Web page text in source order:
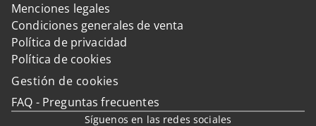
Menciones legales
Condiciones generales de venta
Política de privacidad
Política de cookies
Gestión de cookies
FAQ - Preguntas frecuentes
Síguenos en las redes sociales